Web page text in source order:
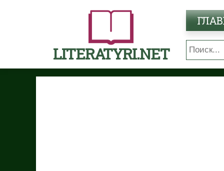
LITERATYRI.NET